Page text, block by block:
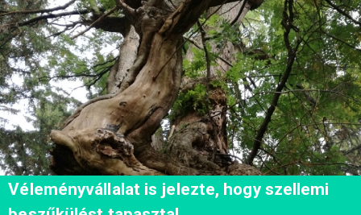
Véleményvállalat is jelezte, hogy szellemi